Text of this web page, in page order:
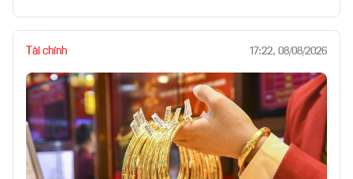
Tài chính 17:22, 08/08/2026